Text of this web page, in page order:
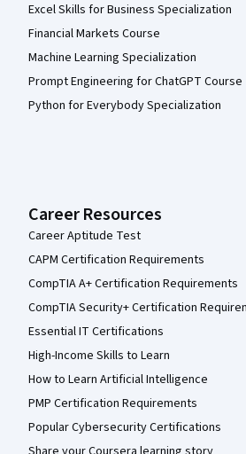
Excel Skills for Business Specialization
Financial Markets Course
Machine Learning Specialization
Prompt Engineering for ChatGPT Course
Python for Everybody Specialization
Career Resources
Career Aptitude Test
CAPM Certification Requirements
CompTIA A+ Certification Requirements
CompTIA Security+ Certification
Essential IT Certifications
High-Income Skills to Learn
How to Learn Artificial Intelligence
PMP Certification Requirements
Popular Cybersecurity Certifications